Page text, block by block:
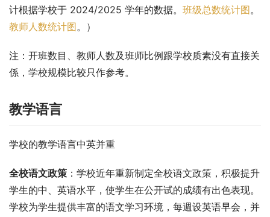
计根据学校于 2024/2025 学年的数据。 班级总数统计图。
教师人数统计图。）
注：开班数目、教师人数及班师比例跟学校质素没有直接关
係，学校规模比较只作参考。
教学语言
学校的教学语言中英并重
全校语文政策 ：学校近年重新制定全校语文政策，积极提升
学生的中、英语水平，使学生在公开试的成绩有出色表现。
学校为学生提供丰富的语文学习环境，每週设英语早会，并